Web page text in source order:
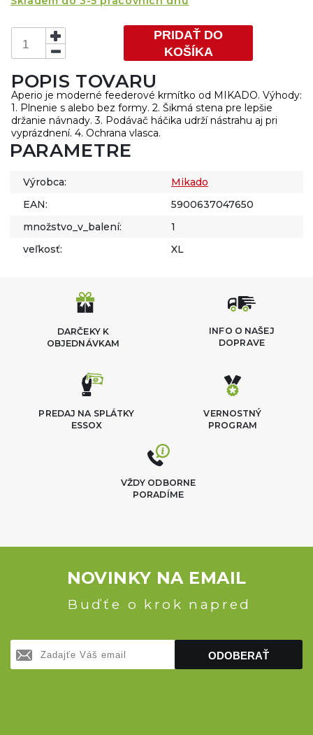
PRIDAŤ DO
KOŠÍKA
POPIS TOVARU
Aperio je moderné feederové krmítko od MIKADO. Výhody:
1. Plnenie s alebo bez formy. 2. Šikmá stena pre lepšie
držanie návnady. 3. Podávač háčika udrží nástrahu aj pri
vyprázdnení. 4. Ochrana vlasca.
PARAMETRE
Výrobca:
Mikado
EAN:
5900637047650
množstvo_v_balení:
1
veľkosť:
XL
DARČEKY K
OBJEDNÁVKAM
INFO O NAŠEJ
DOPRAVE
VERNOSTNÝ
PROGRAM
PREDAJ NA SPLÁTKY
ESSOX
VŽDY ODBORNE
PORADÍME
NOVINKY NA EMAIL
Buďťe o krok napred
ODOBERAŤ